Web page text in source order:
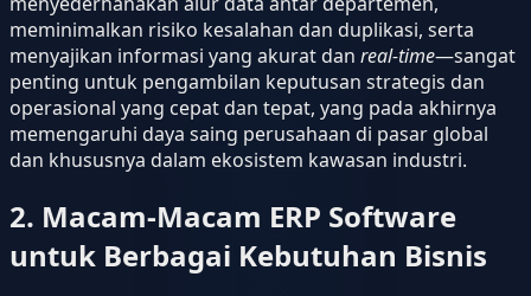
meminimalkan risiko kesalahan dan duplikasi, serta
menyajikan informasi yang akurat dan real-time—sangat
penting untuk pengambilan keputusan strategis dan
operasional yang cepat dan tepat, yang pada akhirnya
memengaruhi daya saing perusahaan di pasar global
dan khususnya dalam ekosistem kawasan industri.
2. Macam-Macam ERP Software
untuk Berbagai Kebutuhan Bisnis